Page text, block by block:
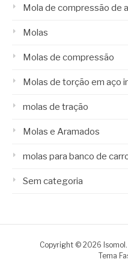
Mola de compressão de
Molas
Molas de compressão
Molas de torção em aço
molas de tração
Molas e Aramados
molas para banco de
Sem categoria
Copyright © 2026
Tema